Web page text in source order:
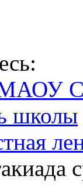
МАОУ
школы